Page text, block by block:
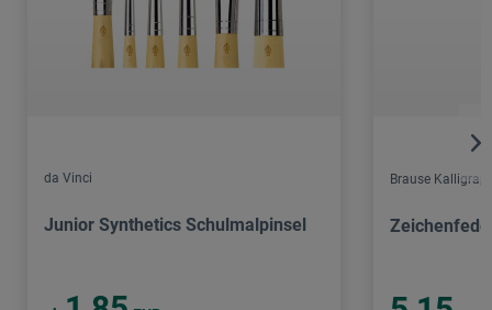
da Vinci
Junior Synthetics Schulmalpinsel
Brause